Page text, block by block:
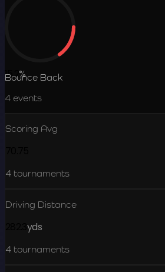
15.2%
Bounce Back
4 events
Scoring Avg
4 tournaments
Driving Distance
yds
4 tournaments